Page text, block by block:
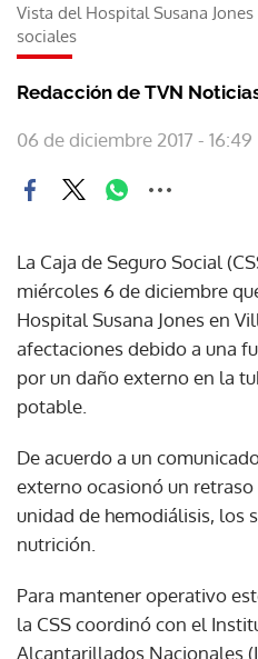
Vista del Hospital Susana Jones
sociales
Redacción de TVN
06 de diciembre 2017 - 16:49
La Caja de Seguro Social
miércoles 6 de diciembre
Hospital Susana Jones en
afectaciones debido a una
por un daño externo en la
potable.
De acuerdo a un
externo ocasionó un
unidad de hemodiálisis, los
nutrición.
Para mantener operativo
la CSS coordinó con el
Alcantarillados Nacionales